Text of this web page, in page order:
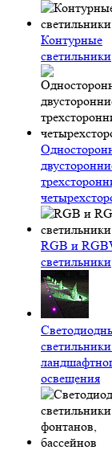
Контурные
светильники
RGB и
светильники
освещения